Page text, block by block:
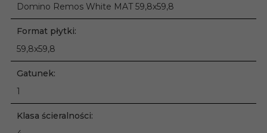
Domino Remos White MAT 59,8x59,8
Format płytki:
59,8x59,8
Gatunek:
1
Klasa ścieralności: